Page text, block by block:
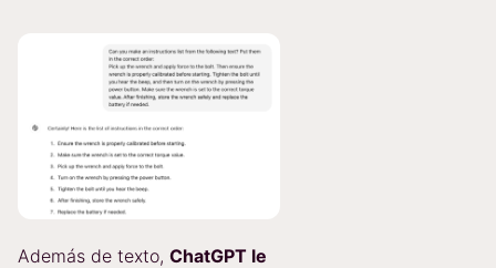
Además de texto, ChatGPT le